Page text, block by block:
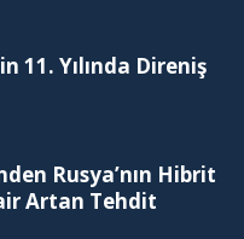
11. Yılında Direniş
Rusya’nın Hibrit
Artan Tehdit